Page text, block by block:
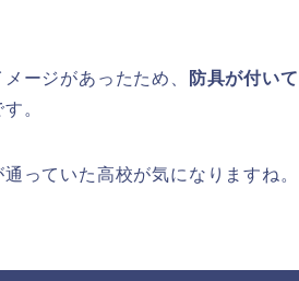
ージがあったため、
防具が付い
。
っていた高校が気になりますね。